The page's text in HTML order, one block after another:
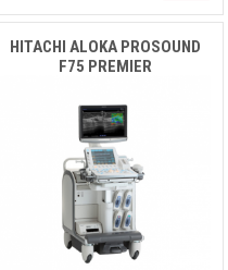
HITACHI ALOKA PROSOUND
F75 PREMIER